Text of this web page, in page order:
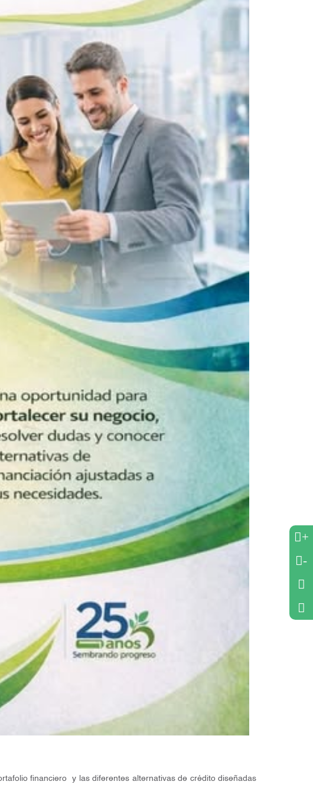
financiero y las diferentes alternativas de crédito diseñadas
+
-